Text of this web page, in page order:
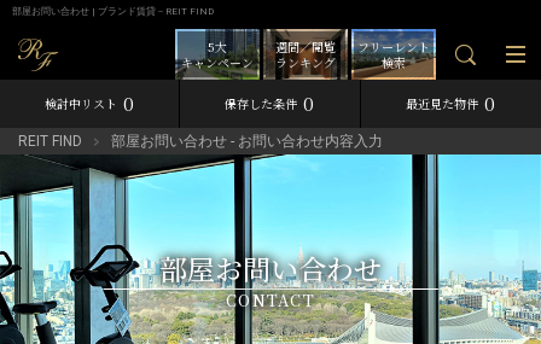
部屋お問い合わせ | ブランド賃貸－REIT FIND
フリーレント
検索
週間／閲覧
ランキング
5大
キャンペーン
検討中リスト 0 保存した条件 0 最近見た物件 0
REIT FIND 部屋お問い合わせ - お問い合わせ内容入力
部屋お問い合わせ
CONTACT